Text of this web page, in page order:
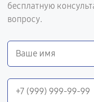
бесплатную
вопросу.